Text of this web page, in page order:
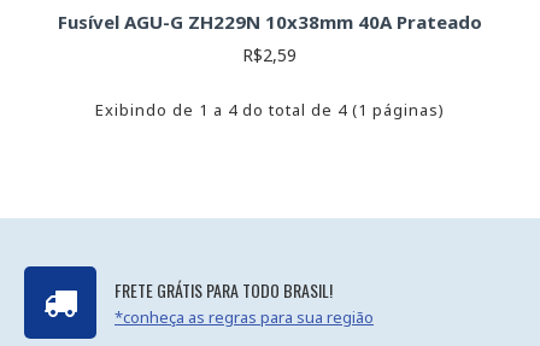
Fusível AGU-G ZH229N 10x38mm 40A Prateado
R$2,59
Exibindo de 1 a 4 do total de 4 (1 páginas)
FRETE GRÁTIS PARA TODO BRASIL!
*conheça as regras para sua região